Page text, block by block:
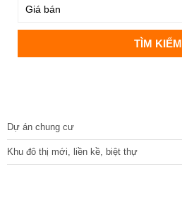
Dự án chung cư
Khu đô thị mới, liền kề, biệt thự